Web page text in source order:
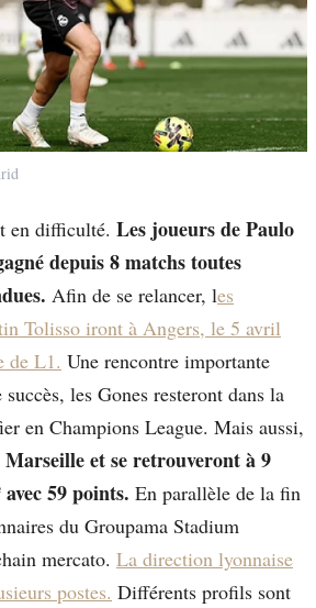
en difficulté. Les joueurs de Paulo
depuis 8 matchs toutes
Afin de se relancer, les
Tolisso iront à Angers, le 5 avril
de L1. Une rencontre importante
les Gones resteront dans la
en Champions League. Mais aussi,
Marseille et se retrouveront à 9
avec 59 points. En parallèle de la fin
du Groupama Stadium
mercato. La direction lyonnaise
postes. Différents profils sont